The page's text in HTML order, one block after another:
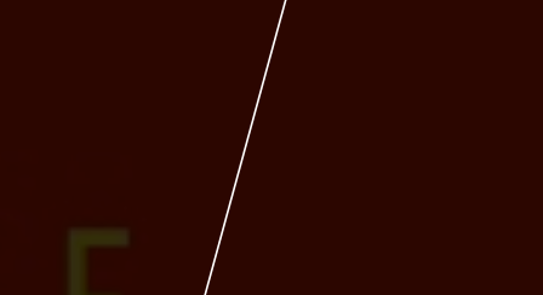
POLICE / MAINTIEN DE L'ORDRE